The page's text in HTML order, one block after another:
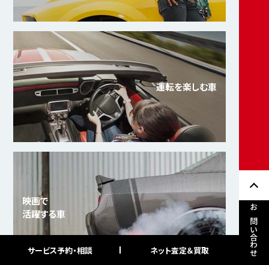
お問い合わせ
運転を楽しむ車
映画で
活躍する車
サービス予約・相談 ネット査定＆買取